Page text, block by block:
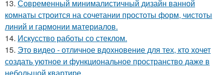
13. Современный минималистичный дизайн ванной
комнаты строится на сочетании простоты форм, чистоты
линий и гармонии материалов.
14. Искусство работы со стеклом.
15. Это видео - отличное вдохновение для тех, кто хочет
создать уютное и функциональное пространство даже в